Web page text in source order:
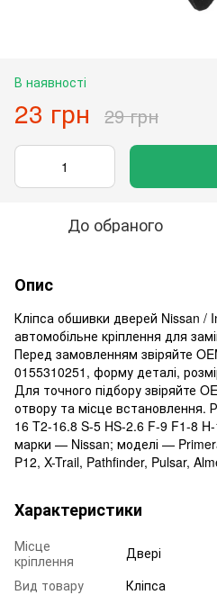
В наявності
23 грн 29 грн
До обраного
Опис
Кліпса обшивки дверей Nissan /
автомобільне кріплення для
Перед замовленням звіряйте
0155310251, форму деталі,
Для точного підбору звіряйте
отвору та місце встановлення.
16 T2-16.8 S-5 HS-2.6 F-9 F1-8
марки — Nissan; моделі —
P12, X-Trail, Pathfinder, Pulsar,
Характеристики
Місце
кріплення
Двері
Вид товару
Кліпса